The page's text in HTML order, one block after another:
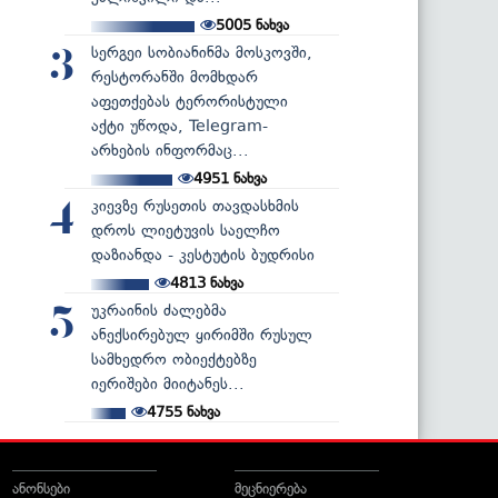
5005 ნახვა
3
სერგეი სობიანინმა მოსკოვში,
რესტორანში მომხდარ
აფეთქებას ტერორისტული
აქტი უწოდა, Telegram-
არხების ინფორმაც...
4951ნახვა
4
კიევზე რუსეთის თავდასხმის
დროს ლიეტუვის საელჩო
დაზიანდა - კესტუტის ბუდრისი
4813ნახვა
5
უკრაინის ძალებმა
ანექსირებულ ყირიმში რუსულ
სამხედრო ობიექტებზე
იერიშები მიიტანეს...
4755 ნახვა
ანონსები მეცნიერება